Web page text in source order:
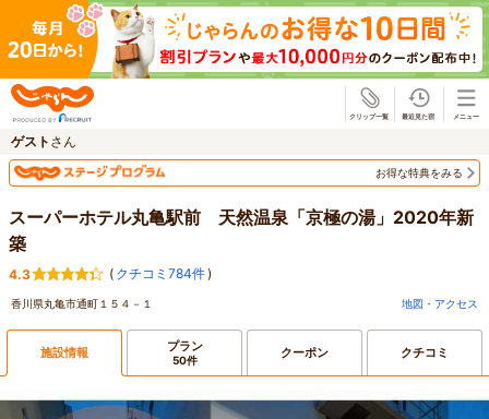
ゲスト さん
お得な特典をみる
スーパーホテル丸亀駅前 天然温泉「京極の湯」2020年新
築
4.3 ( クチコミ784件)
香川県丸亀市通町１５４－１ 地図・アクセス
施設情報 プラン
50件 クーポン クチコミ